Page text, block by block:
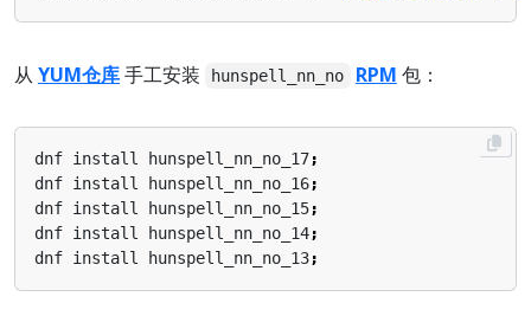
从 YUM仓库手工安装 hunspell_nn_no RPM 包：
dnf install hunspell_nn_no_17;
dnf install hunspell_nn_no_16;
dnf install hunspell_nn_no_15;
dnf install hunspell_nn_no_14;
dnf install hunspell_nn_no_13;